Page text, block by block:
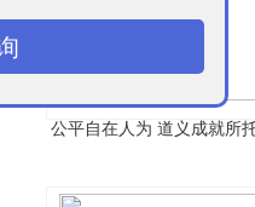
公平自在人为 道义成就所